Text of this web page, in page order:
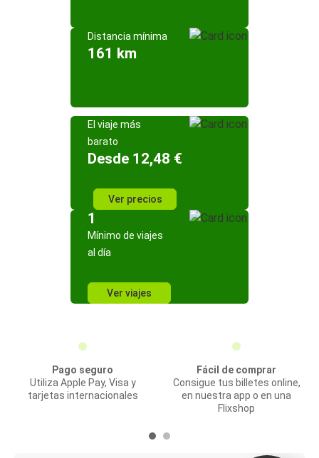
Distancia mínima
161 km
El viaje más
barato
Desde 12,48 €
Ver precios
1
Mínimo de viajes
al día
Ver viajes
Pago seguro
Utiliza Apple Pay, Visa y
tarjetas internacionales
Fácil de comprar
Consigue tus billetes online,
en nuestra app o en una
Flixshop